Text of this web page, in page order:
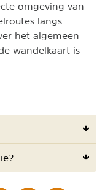
omgeving van
langs
het algemeen
wandelkaart is